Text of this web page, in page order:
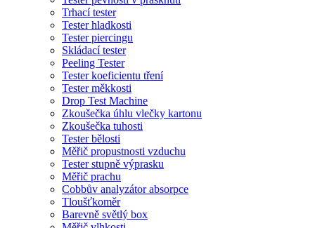
Trhací tester
Tester hladkosti
Tester piercingu
Skládací tester
Peeling Tester
Tester koeficientu tření
Tester měkkosti
Drop Test Machine
Zkoušečka úhlu vlečky kartonu
Zkoušečka tuhosti
Tester bělosti
Měřič propustnosti vzduchu
Tester stupně výprasku
Měřič prachu
Cobbův analyzátor absorpce
Tloušťkoměr
Barevně světlý box